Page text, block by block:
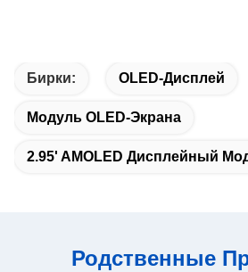
Бирки: OLED-Дисплей
Модуль OLED-Экрана
2.95' AMOLED Дисплейный
Родственные